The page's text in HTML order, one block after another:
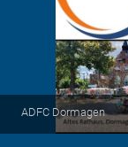
ADFC Dormagen